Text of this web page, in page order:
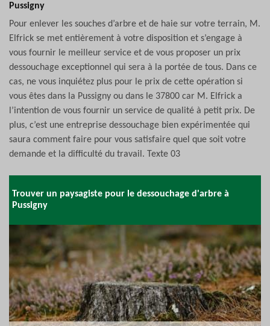
Pussigny
Pour enlever les souches d’arbre et de haie sur votre terrain, M.
Elfrick se met entièrement à votre disposition et s’engage à
vous fournir le meilleur service et de vous proposer un prix
dessouchage exceptionnel qui sera à la portée de tous. Dans ce
cas, ne vous inquiétez plus pour le prix de cette opération si
vous êtes dans la Pussigny ou dans le 37800 car M. Elfrick a
l’intention de vous fournir un service de qualité à petit prix. De
plus, c’est une entreprise dessouchage bien expérimentée qui
saura comment faire pour vous satisfaire quel que soit votre
demande et la difficulté du travail. Texte 03
Trouver un paysagiste pour le dessouchage d'arbre à
Pussigny